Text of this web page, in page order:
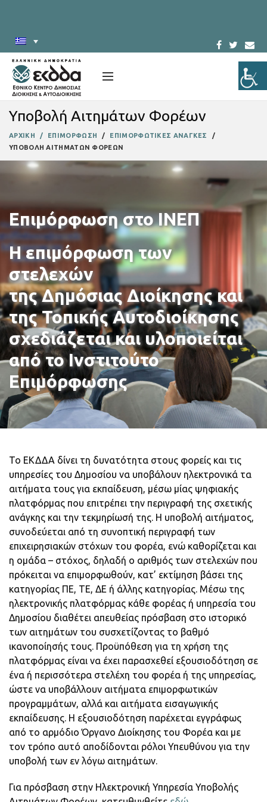
Υποβολή Αιτημάτων Φορέων
ΑΡΧΙΚΗ ΕΠΙΜΟΡΦΩΣΗ
ΕΠΙΜΟΡΦΩΤΙΚΕΣ ΑΝΑΓΚΕΣ
ΥΠΟΒΟΛΗ ΑΙΤΗΜΑΤΩΝ ΦΟΡΕΩΝ
Επιμόρφωση στο ΙΝΕΠ
Η επιμόρφωση των
στελεχών
της Δημόσιας Διοίκησης και
της Τοπικής Αυτοδιοίκησης
σχεδιάζεται και υλοποιείται
από το Ινστιτούτο
Επιμόρφωσης
Το ΕΚΔΔΑ δίνει τη δυνατότητα στους φορείς και τις
υπηρεσίες του Δημοσίου να υποβάλουν ηλεκτρονικά τα
αιτήματα τους για εκπαίδευση, μέσω μίας ψηφιακής
πλατφόρμας που επιτρέπει την περιγραφή της σχετικής
ανάγκης και την τεκμηρίωσή της. Η υποβολή αιτήματος,
συνοδεύεται από τη συνοπτική περιγραφή των
επιχειρησιακών στόχων του φορέα, ενώ καθορίζεται και
η ομάδα – στόχος, δηλαδή ο αριθμός των στελεχών που
πρόκειται να επιμορφωθούν, κατ’ εκτίμηση βάσει της
κατηγορίας ΠΕ, ΤΕ, ΔΕ ή άλλης κατηγορίας. Μέσω της
ηλεκτρονικής πλατφόρμας κάθε φορέας ή υπηρεσία του
Δημοσίου διαθέτει απευθείας πρόσβαση στο ιστορικό
των αιτημάτων του συσχετίζοντας το βαθμό
ικανοποίησής τους. Προϋπόθεση για τη χρήση της
πλατφόρμας είναι να έχει παρασχεθεί εξουσιοδότηση σε
ένα ή περισσότερα στελέχη του φορέα ή της υπηρεσίας,
ώστε να υποβάλλουν αιτήματα επιμορφωτικών
προγραμμάτων, αλλά και αιτήματα εισαγωγικής
εκπαίδευσης. Η εξουσιοδότηση παρέχεται εγγράφως
από το αρμόδιο Όργανο Διοίκησης του Φορέα και με
τον τρόπο αυτό αποδίδονται ρόλοι Υπευθύνου για την
υποβολή των εν λόγω αιτημάτων.
Για πρόσβαση στην Ηλεκτρονική Υπηρεσία Υποβολής